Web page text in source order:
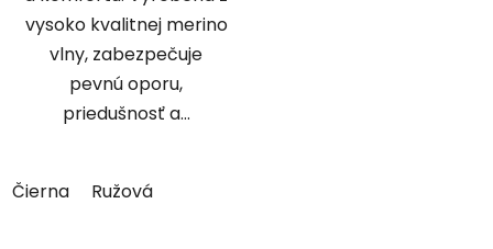
vysoko kvalitnej merino
vlny, zabezpečuje
pevnú oporu,
priedušnosť a...
Čierna Ružová